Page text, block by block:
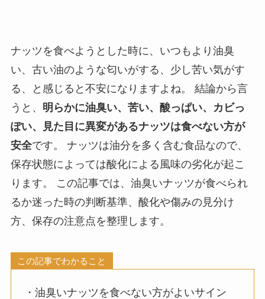
ナッツを食べようとした時に、いつもより油臭
い、古い油のような匂いがする、少し苦い気がす
る、と感じると不安になりますよね。 結論から言
うと、 明らかに油臭い、苦い、酸っぱい、カビっ
ぽい、見た目に異変があるナッツは食べない方が
安全です。 ナッツは油分を多く含む食品なので、
保存状態によっては酸化による風味の劣化が起こ
ります。 この記事では、油臭いナッツが食べられ
るか迷った時の判断基準、酸化や傷みの見分け
方、保存の注意点を整理します。
この記事でわかること
・油臭いナッツを食べない方がよいサイン